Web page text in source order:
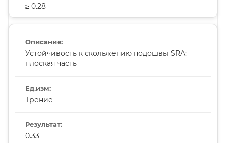
≥ 0.28
Устойчивость к скольжению подошвы SRA:
плоская часть
Трение
0.33